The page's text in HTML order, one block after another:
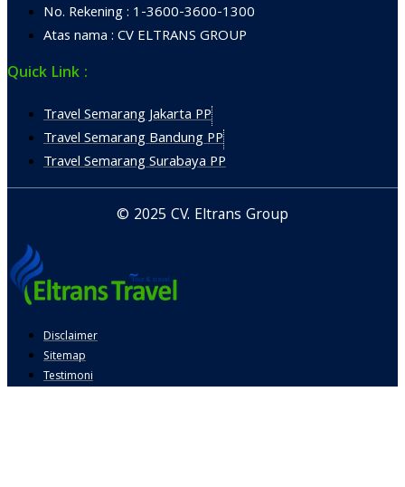
No. Rekening : 1-3600-3600-1300
Atas nama : CV ELTRANS GROUP
Quick Link :
Travel Semarang Jakarta PP
Travel Semarang Bandung PP
Travel Semarang Surabaya PP
© 2025 CV. Eltrans Group
Disclaimer
Sitemap
Testimoni